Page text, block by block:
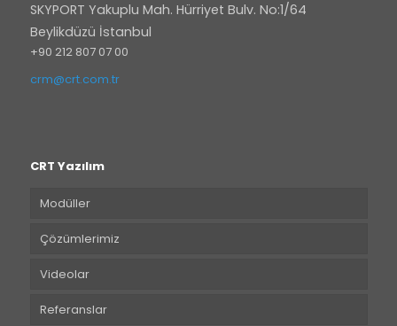
SKYPORT Yakuplu Mah. Hürriyet Bulv. No:1/64
Beylikdüzü İstanbul
+90 212 807 07 00
crm@crt.com.tr
CRT Yazılım
Modüller
Çözümlerimiz
Videolar
Referanslar